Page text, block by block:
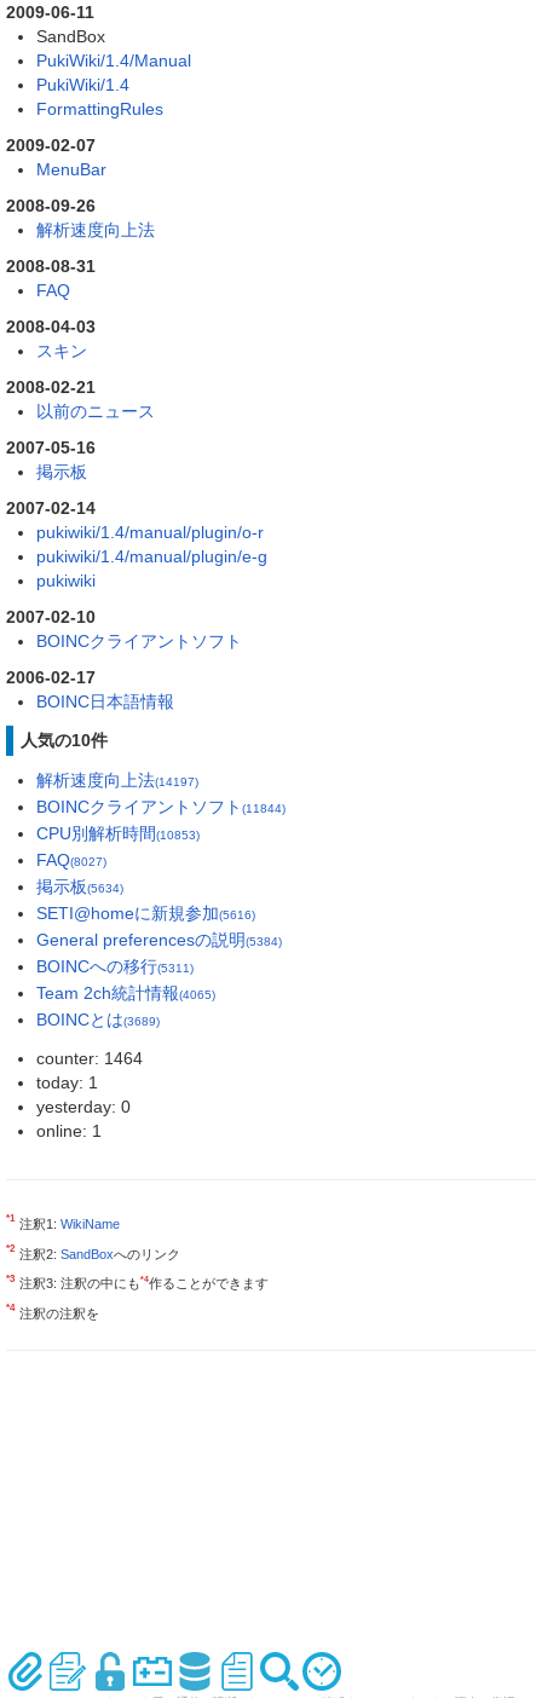
2009-06-11
SandBox
PukiWiki/1.4/Manual
PukiWiki/1.4
FormattingRules
2009-02-07
MenuBar
2008-09-26
解析速度向上法
2008-08-31
FAQ
2008-04-03
スキン
2008-02-21
以前のニュース
2007-05-16
掲示板
2007-02-14
pukiwiki/1.4/manual/plugin/o-r
pukiwiki/1.4/manual/plugin/e-g
pukiwiki
2007-02-10
BOINCクライアントソフト
2006-02-17
BOINC日本語情報
人気の10件
解析速度向上法(14197)
BOINCクライアントソフト (11844)
CPU別解析時間(10853)
FAQ(8027)
掲示板(5634)
SETI@homeに新規参加(5616)
General preferencesの説明(5384)
BOINCへの移行(5311)
Team 2ch統計情報(4065)
BOINCとは(3689)
counter: 1464
today: 1
yesterday: 0
online: 1
*1 注釈1: WikiName
*2 注釈2: SandBoxへのリンク
*3 注釈3: 注釈の中にも*4作ることができます
*4 注釈の注釈を